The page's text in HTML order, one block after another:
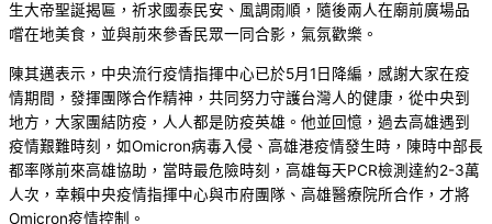
生大帝聖誕揭匾，祈求國泰民安、風調雨順，隨後兩人在廟前廣場品
嚐在地美食，並與前來參香民眾一同合影，氣氛歡樂。
陳其邁表示，中央流行疫情指揮中心已於5月1日降編，感謝大家在疫
情期間，發揮團隊合作精神，共同努力守護台灣人的健康，從中央到
地方，大家團結防疫，人人都是防疫英雄。他並回憶，過去高雄遇到
疫情艱難時刻，如Omicron病毒入侵、高雄港疫情發生時，陳時中部長
都率隊前來高雄協助，當時最危險時刻，高雄每天PCR檢測達約2-3萬
人次，幸賴中央疫情指揮中心與市府團隊、高雄醫療院所合作，才將
Omicron疫情控制。